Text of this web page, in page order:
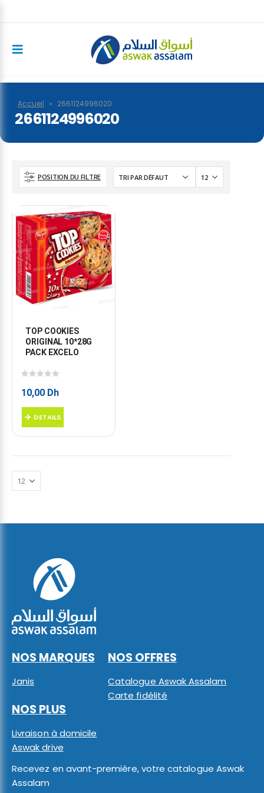
Accueil » 2661124996020
2661124996020
POSITION DU FILTRE
TOP COOKIES
ORIGINAL 10*28G
PACK EXCELO
10,00 Dh
DETAILS
NOS MARQUES
Janis
NOS OFFRES
Catalogue Aswak Assalam
Carte fidélité
NOS PLUS
Livraison à domicile
Aswak drive
Recevez en avant-première, votre catalogue Aswak
Assalam